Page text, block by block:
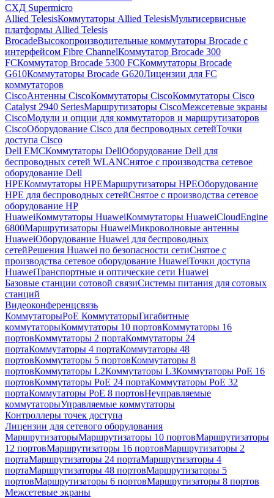
СХД Supermicro
Allied TelesisКоммутаторы Allied TelesisМультисервисные
платформы Allied Telesis
BrocadeВысокопроизводительные коммутаторы Brocade с
интерфейсом Fibre ChannelКоммутатор Brocade 300
FCКоммутатор Brocade 5300 FCКоммутаторы Brocade
G610Коммутаторы Brocade G620Лицензии для FC
коммутаторов
CiscoАнтенны CiscoКоммутаторы CiscoКоммутаторы Cisco
Catalyst 2940 SeriesМаршрутизаторы CiscoМежсетевые экраны
CiscoМодули и опции для коммутаторов и маршрутизаторов
CiscoОборудование Cisco для беспроводных сетейТочки
доступа Cisco
Dell EMCКоммутаторы DellОборудование Dell для
беспроводных сетей WLANСнятое с производства сетевое
оборудование Dell
HPEКоммутаторы HPEМаршрутизаторы HPEОборудование
HPE для беспроводных сетейСнятое с производства сетевое
оборудование HP
HuaweiКоммутаторы HuaweiКоммутаторы HuaweiCloudEngine
6800Маршрутизаторы HuaweiМикроволновые антенны
HuaweiОборудование Huawei для беспроводных
сетейРешения Huawei по безопасности сетиСнятое с
производства сетевое оборудование HuaweiТочки доступа
HuaweiТранспортные и оптические сети Huawei
Базовые станции сотовой связиСистемы питания для сотовых
станций
Видеоконференцсвязь
КоммутаторыPoE КоммутаторыГигабитные
коммутаторыКоммутаторы 10 портовКоммутаторы 16
портовКоммутаторы 2 портаКоммутаторы 24
портаКоммутаторы 4 портаКоммутаторы 48
портовКоммутаторы 5 портовКоммутаторы 8
портовКоммутаторы L2Коммутаторы L3Коммутаторы PoE 16
портовКоммутаторы PoE 24 портаКоммутаторы PoE 32
портаКоммутаторы PoE 8 портовНеуправляемые
коммутаторыУправляемые коммутаторы
Контроллеры точек доступа
Лицензии для сетевого оборудования
МаршрутизаторыМаршрутизаторы 10 портовМаршрутизаторы
12 портовМаршрутизаторы 16 портовМаршрутизаторы 2
портаМаршрутизаторы 24 портаМаршрутизаторы 4
портаМаршрутизаторы 48 портовМаршрутизаторы 5
портовМаршрутизаторы 6 портовМаршрутизаторы 8 портов
Межсетевые экраны